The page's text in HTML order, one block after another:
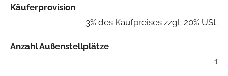
Käuferprovision
3% des Kaufpreises zzgl. 20% USt.
Anzahl Außenstellplätze
1